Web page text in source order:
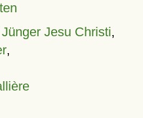
Jesu Christi,
,